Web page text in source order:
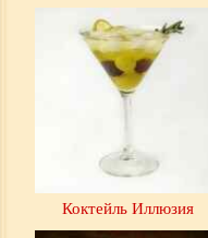
Коктейль Иллюзия